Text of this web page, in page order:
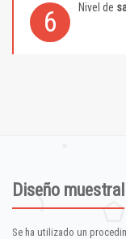
6 Nivel de
Diseño muestral
Se ha utilizado un